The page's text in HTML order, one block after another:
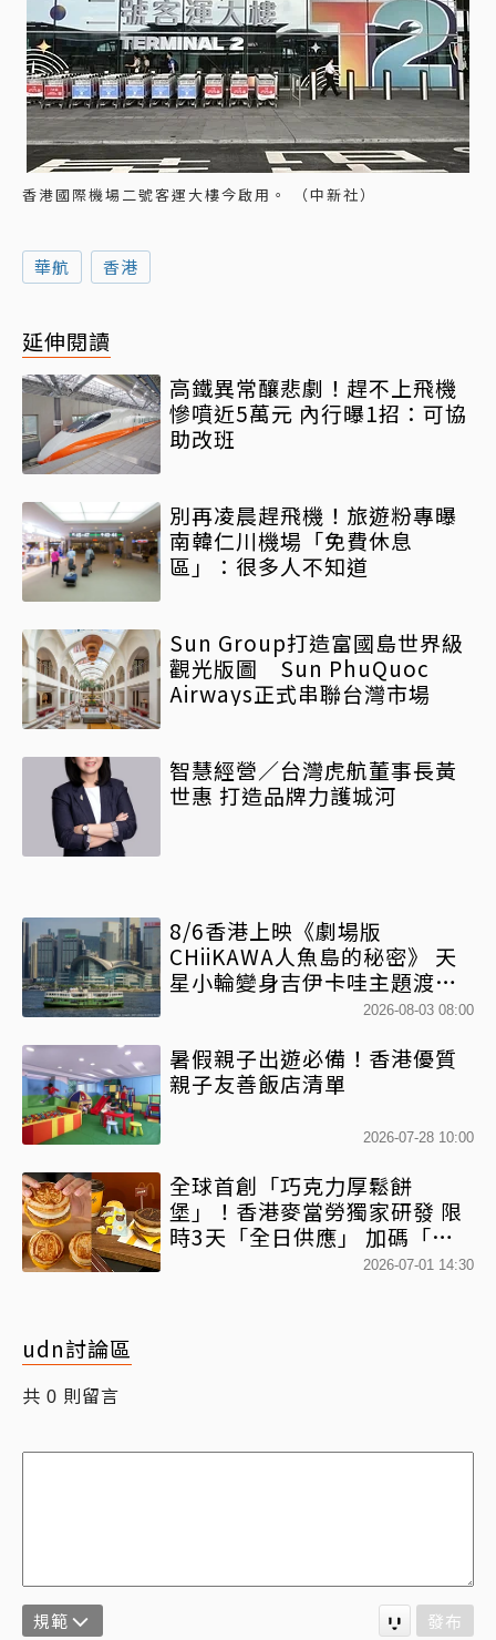
香港國際機場二號客運大樓今啟用。 （中新社）
華航 香港
延伸閱讀
高鐵異常釀悲劇！趕不上飛機
慘噴近5萬元 內行曝1招：可協
助改班
別再凌晨趕飛機！旅遊粉專曝
南韓仁川機場「免費休息
區」：很多人不知道
Sun Group打造富國島世界級
觀光版圖 Sun PhuQuoc
Airways正式串聯台灣市場
智慧經營／台灣虎航董事長黃
世惠 打造品牌力護城河
8/6香港上映《劇場版
CHiiKAWA人魚島的秘密》 天
星小輪變身吉伊卡哇主題渡輪
2026-08-03 08:00
暑假親子出遊必備！香港優質
親子友善飯店清單
2026-07-28 10:00
全球首創「巧克力厚鬆餅
堡」！香港麥當勞獨家研發 限
時3天「全日供應」 加碼「鴛
鴦厚鬆餅套餐」混搭港風2026-07-01 14:30
udn討論區
共 0 則留言
規範 發布